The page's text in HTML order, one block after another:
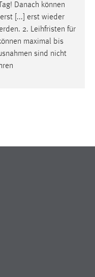
Danach können
[...] erst wieder
2. Leihfristen für
maximal bis
sind nicht
der Website.
style-